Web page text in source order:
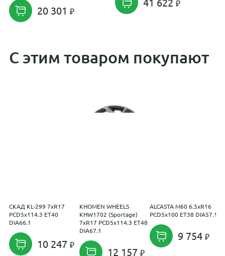
20 301
С этим товаром покупают
СКАД KL-299 7xR17
PCD5x114.3 ET40
DIA66.1
10 247
KHOMEN WHEELS
KHW1702 (Sportage)
7xR17 PCD5x114.3 ET48
DIA67.1
12 157
ALCASTA M60 6.5xR16
PCD5x100 ET38 DIA57.1
9 754